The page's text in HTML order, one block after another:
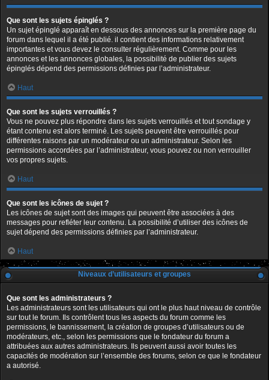
Que sont les sujets épinglés ?
Un sujet épinglé apparaît en dessous des annonces sur la première page du
forum dans lequel il a été publié. il contient des informations relativement
importantes et vous devez le consulter régulièrement. Comme pour les
annonces et les annonces globales, la possibilité de publier des sujets
épinglés dépend des permissions définies par l’administrateur.
Haut
Que sont les sujets verrouillés ?
Vous ne pouvez plus répondre dans les sujets verrouillés et tout sondage y
étant contenu est alors terminé. Les sujets peuvent être verrouillés pour
différentes raisons par un modérateur ou un administrateur. Selon les
permissions accordées par l’administrateur, vous pouvez ou non verrouiller
vos propres sujets.
Haut
Que sont les icônes de sujet ?
Les icônes de sujet sont des images qui peuvent être associées à des
messages pour refléter leur contenu. La possibilité d’utiliser des icônes de
sujet dépend des permissions définies par l’administrateur.
Haut
Niveaux d’utilisateurs et groupes
Que sont les administrateurs ?
Les administrateurs sont les utilisateurs qui ont le plus haut niveau de contrôle
sur tout le forum. Ils contrôlent tous les aspects du forum comme les
permissions, le bannissement, la création de groupes d’utilisateurs ou de
modérateurs, etc., selon les permissions que le fondateur du forum a
attribuées aux autres administrateurs. Ils peuvent aussi avoir toutes les
capacités de modération sur l’ensemble des forums, selon ce que le fondateur
a autorisé.